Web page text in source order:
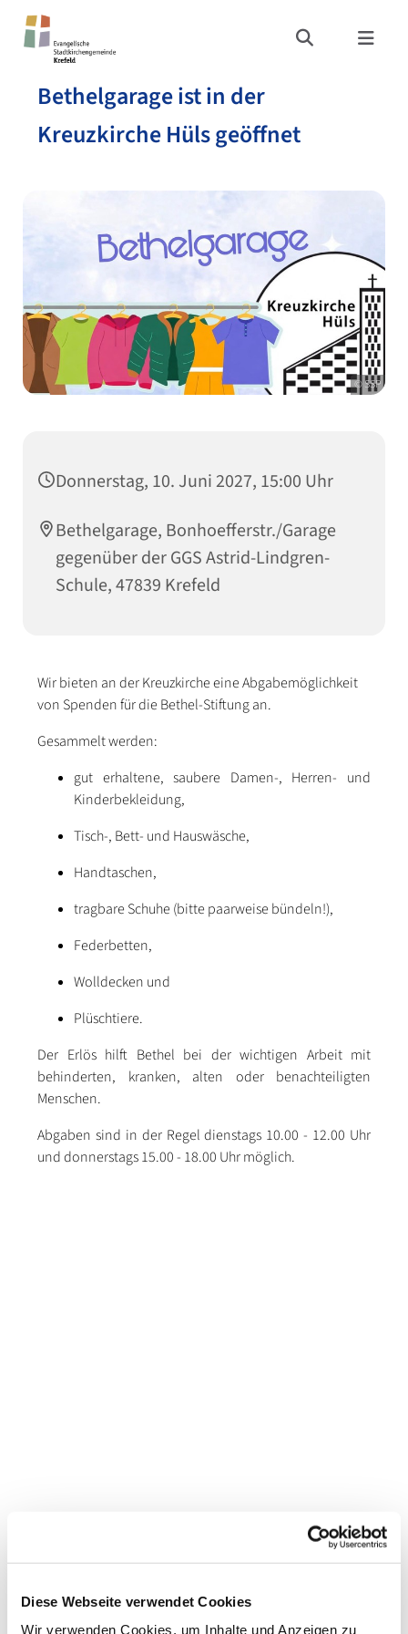
Diese Webseite verwendet Cookies
Wir verwenden Cookies, um Inhalte und Anzeigen zu
Bethelgarage ist in der
Kreuzkirche Hüls geöffnet
© SSP
Donnerstag, 10. Juni 2027, 15:00 Uhr
Bethelgarage, Bonhoefferstr./Garage
gegenüber der GGS Astrid-Lindgren-
Schule, 47839 Krefeld
Wir bieten an der Kreuzkirche eine Abgabemöglichkeit
von Spenden für die Bethel-Stiftung an.
Gesammelt werden:
gut erhaltene, saubere Damen-, Herren- und
Kinderbekleidung,
Tisch-, Bett- und Hauswäsche,
Handtaschen,
tragbare Schuhe (bitte paarweise bündeln!),
Federbetten,
Wolldecken und
Plüschtiere.
Der Erlös hilft Bethel bei der wichtigen Arbeit mit
behinderten, kranken, alten oder benachteiligten
Menschen.
Abgaben sind in der Regel dienstags 10.00 - 12.00 Uhr
und donnerstags 15.00 - 18.00 Uhr möglich.
interessieren